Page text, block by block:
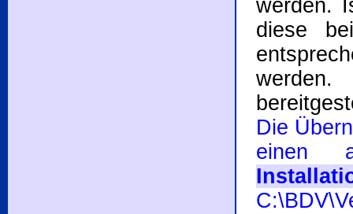
werden.
diese
werden.
Die
einen